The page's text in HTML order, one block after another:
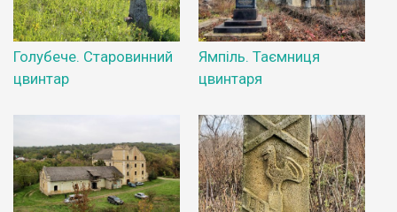
Голубече. Старовинний
цвинтар
Ямпіль. Таємниця
цвинтаря